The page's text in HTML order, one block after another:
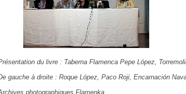
du livre : Taberna Flamenca Pepe López,
gauche à droite : Roque López, Paco Roji, Encarnación
photographiques Flamenka